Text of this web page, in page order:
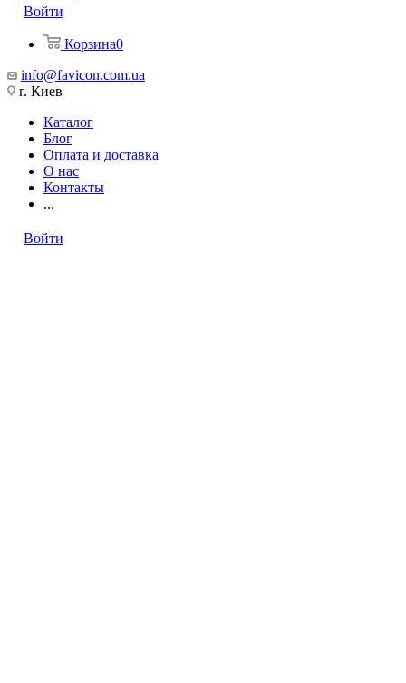
Войти
Корзина0
info@favicon.com.ua
г. Киев
Каталог
Блог
Оплата и доставка
О нас
Контакты
...
Войти